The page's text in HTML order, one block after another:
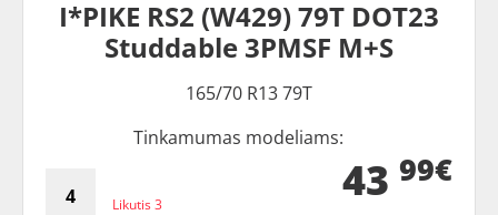
I*PIKE RS2 (W429) 79T DOT23
Studdable 3PMSF M+S
165/70 R13 79T
Tinkamumas modeliams:
Likutis 3 43 99€